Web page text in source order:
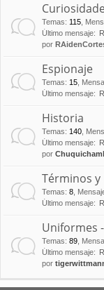
Temas: 115
Último mensaje:
por
Espionaje
Temas: 15
Último mensaje:
Historia
Temas: 140
Último mensaje:
por
Términos y
Temas: 8
Último mensaje:
Uniformes
Temas: 89
Último mensaje:
por